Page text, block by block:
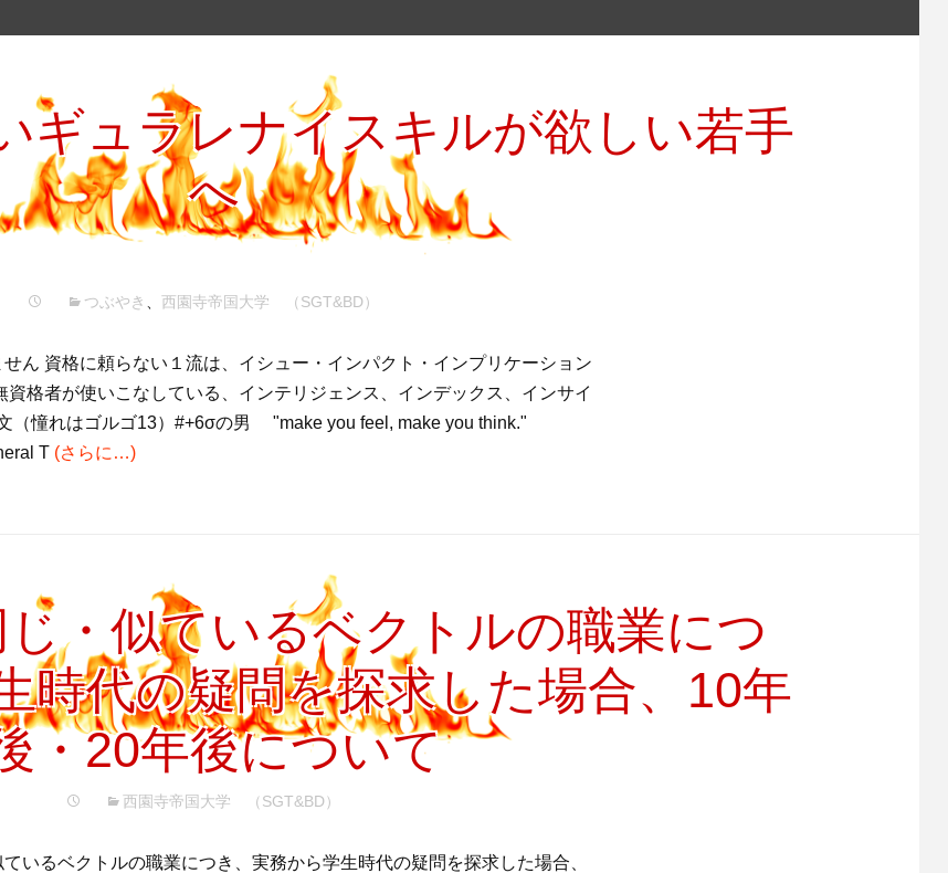
ギュラレナイスキルが欲しい若手
へ
つぶやき 、西園寺帝国大学 （SGT&BD）
ん 資格に頼らない１流は、イシュー・インパクト・インプリケーション
資格者が使いこなしている、インテリジェンス、インデックス、インサイ
（憧れはゴルゴ13）#+6σの男 "make you feel, make you think."
T (さらに…)
・似ているベクトルの職業につ
時代の疑問を探求した場合、10年
・20年後について
西園寺帝国大学 （SGT&BD）
いるベクトルの職業につき、実務から学生時代の疑問を探求した場合、